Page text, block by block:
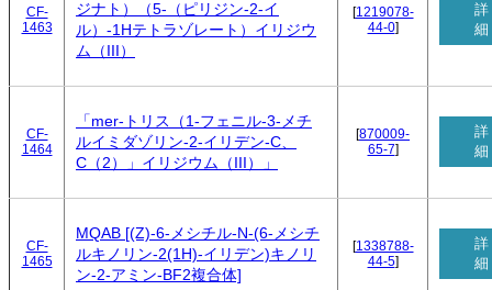
CF-
1463
ジナト）（5-（ピリジン-2-イ
ル）-1Hテトラゾレート）イリジウ
ム（III）
[1219078-
44-0]
詳
細
CF-
1464
「mer-トリス（1-フェニル-3-メチ
ルイミダゾリン-2-イリデン-C、
C（2）」イリジウム（III）」
[870009-
65-7]
詳
細
CF-
1465
MQAB [(Z)-6-メシチル-N-(6-メシチ
ルキノリン-2(1H)-イリデン)キノリ
ン-2-アミン-BF2複合体]
[1338788-
44-5]
詳
細